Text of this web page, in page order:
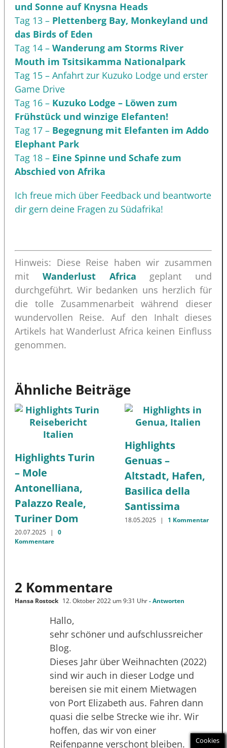
und Sonne auf Knysna Heads
Tag 13 – Plettenberg Bay, Monkeyland und
das Birds of Eden
Tag 14 – Wanderung am Storms River
Mouth im Tsitsikamma Nationalpark
Tag 15 – Anfahrt zur Kuzuko Lodge und erster
Game Drive
Tag 16 – Kuzuko Lodge – Löwen zum
Frühstück und winzige Elefanten!
Tag 17 – Begegnung mit Elefanten im Addo
Elephant Park
Tag 18 – Eine Spinne und Schafe zum
Abschied von Afrika
Ich freue mich über Feedback und beantworte
dir gern deine Fragen zu Südafrika!
Hinweis: Diese Reise haben wir zusammen
mit Wanderlust Africa geplant und
durchgeführt. Wir bedanken uns herzlich für
die tolle Zusammenarbeit während dieser
wundervollen Reise. Auf den Inhalt dieses
Artikels hat Wanderlust Africa keinen Einfluss
genommen.
Ähnliche Beiträge
Highlights Turin
– Mole
Antonelliana,
Palazzo Reale,
Turiner Dom
20.07.2025 |
0
Kommentare
Highlights
Genuas –
Altstadt, Hafen,
Basilica della
Santissima
18.05.2025 | 1 Kommentar
2 Kommentare
Hansa Rostock 12. Oktober 2022 um 9:31 Uhr- Antworten
Hallo,
sehr schöner und aufschlussreicher
Blog.
Dieses Jahr über Weihnachten (2022)
sind wir auch in dieser Lodge und
bereisen sie mit einem Mietwagen
von Port Elizabeth aus. Fahren dann
quasi die selbe Strecke wie ihr. Wir
hoffen, das wir von einer
Reifenpanne verschont bleiben.
Cookies